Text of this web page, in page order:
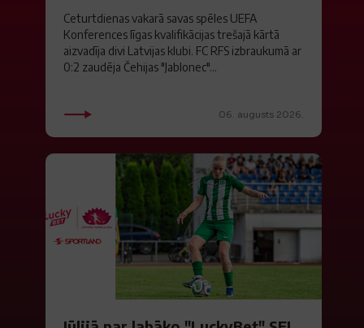
Ceturtdienas vakarā savas spēles UEFA
Konferences līgas kvalifikācijas trešajā kārtā
aizvadīja divi Latvijas klubi. FC RFS izbraukumā ar
0:2 zaudēja Čehijas "Jablonec"...
06. augusts 2026.